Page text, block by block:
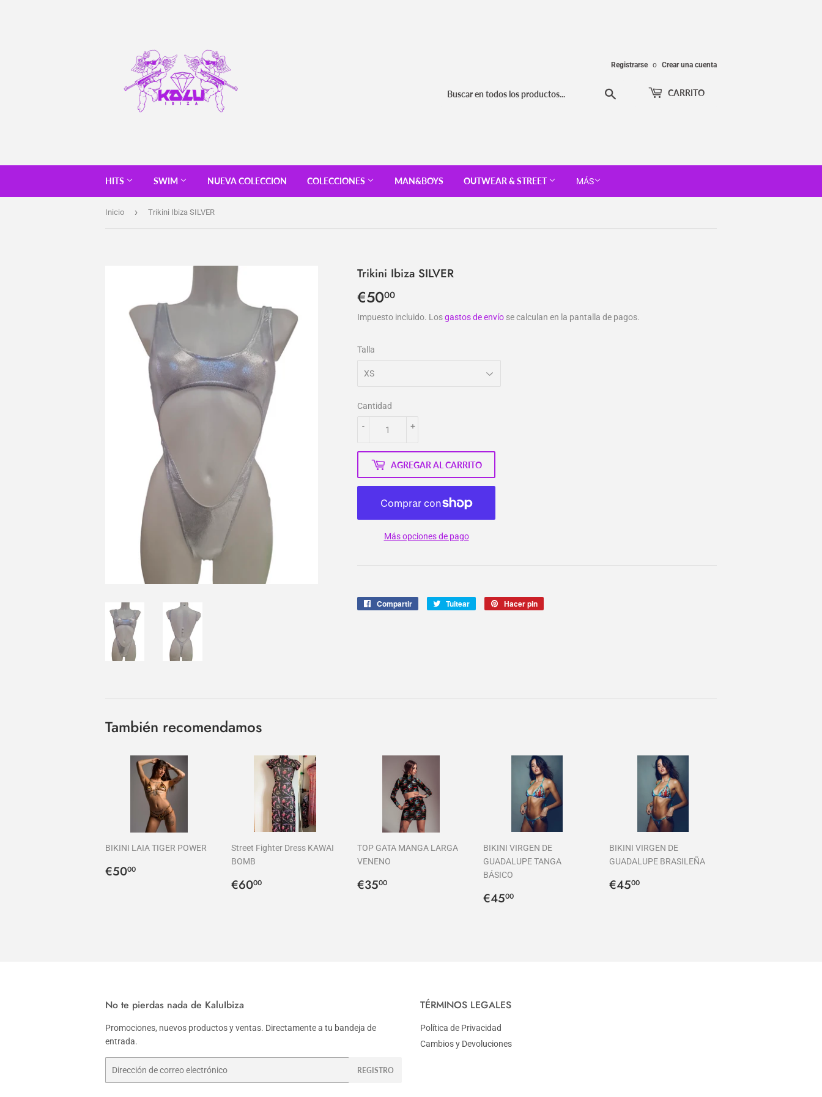
Registrarse o Crear una cuenta
CARRITO
HITS SWIM NUEVA COLECCION COLECCIONES MAN&BOYS OUTWEAR & STREET MÁS
Inicio › Trikini Ibiza SILVER
Trikini Ibiza SILVER
€5000
Impuesto incluido. Losgastos de envío se calculan en la pantalla de pagos.
Talla
Cantidad
+
-
AGREGAR AL CARRITO
Más opciones de pago
Compartir
CompartirTuitear
Tuitear Hacer pin
También recomendamos
BIKINI LAIA TIGER POWER
Precio
€5000
Street Fighter Dress KAWAI
BOMB
Precio
€6000
TOP GATA MANGA LARGA
VENENO
Precio
€3500
BIKINI VIRGEN DE
GUADALUPE TANGA
BÁSICO
Precio
€4500
BIKINI VIRGEN DE
GUADALUPE BRASILEÑA
Precio
€4500
No te pierdas nada de KaluIbiza
Promociones, nuevos productos y ventas. Directamente a tu bandeja de
entrada.
Correo
REGISTRO
TÉRMINOS LEGALES
Política de Privacidad
Cambios y Devoluciones